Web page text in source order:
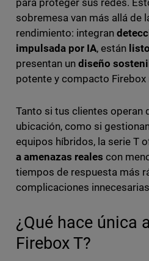
para proteger sus redes.
sobremesa van más allá de
rendimiento: integran
impulsada por IA, están
presentan un diseño
potente y compacto Firebox
Tanto si tus clientes operan
ubicación, como si
equipos híbridos, la serie T
a amenazas reales con
tiempos de respuesta más
complicaciones
¿Qué hace única
Firebox T?